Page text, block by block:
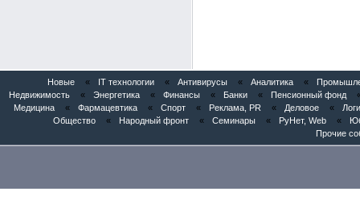
Новые « IT технологии « Антивирусы « Аналитика «
Недвижимость
« Энергетика « Финансы « Банки « Пенсионный фонд
Медицина
« Фармацевтика « Спорт « Реклама, PR « Деловое «
Общество
« Народный фронт « Семинары « РуНет, Web «
Прочие